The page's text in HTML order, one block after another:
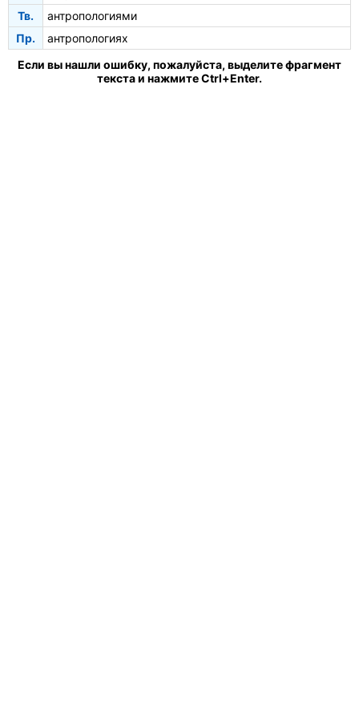
Тв.
антропологиями
Пр.
антропологиях
Если вы нашли ошибку, пожалуйста, выделите фрагмент
текста и нажмите Ctrl+Enter.